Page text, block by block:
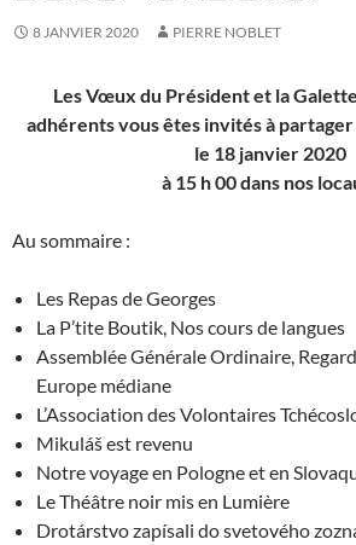
8 JANVIER 2020 PIERRE NOBLET
Les Vœux du Président et la
adhérents vous êtes invités à partager
le 18 janvier 2020
à 15 h 00 dans nos
Au sommaire :
Les Repas de Georges
La P’tite Boutik, Nos cours de langues
Assemblée Générale Ordinaire,
Europe médiane
L’Association des Volontaires
Mikuláš est revenu
Notre voyage en Pologne et en
Le Théâtre noir mis en Lumière
Drotárstvo zapísali do svetového